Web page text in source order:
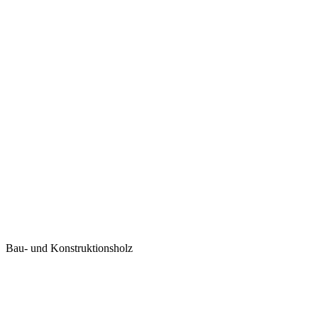
Bau- und Konstruktionsholz